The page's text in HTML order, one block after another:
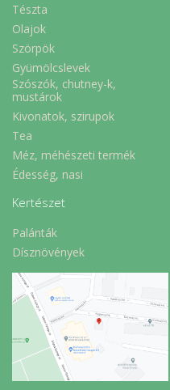
Tészta
Olajok
Szörpök
Gyümölcslevek
Szószók, chutney-k,
mustárok
Kivonatok, szirupok
Tea
Méz, méhészeti termék
Édesség, nasi
Kertészet
Palánták
Dísznövények